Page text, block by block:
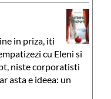
in priza, iti
cu Eleni si
niste corporatisti
asta e ideea: un